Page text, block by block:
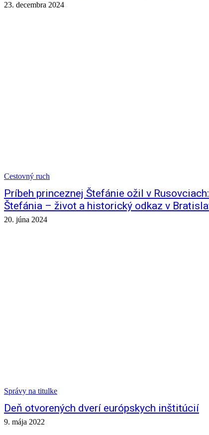
23. decembra 2024
Cestovný ruch
Príbeh princeznej Štefánie ožil v
Štefánia – život a historický odkaz v
20. júna 2024
Správy na titulke
Deň otvorených dverí európskych inštitúcií
9. mája 2022